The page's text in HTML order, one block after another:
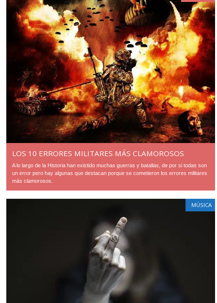
LOS 10 ERRORES MILITARES MÁS CLAMOROSOS
A lo largo de la Historia han existido muchas guerras y batallas, de por si todas son
un error pero hay algunas que destacan porque se cometieron los errores militares
más clamorosos.
MÚSICA